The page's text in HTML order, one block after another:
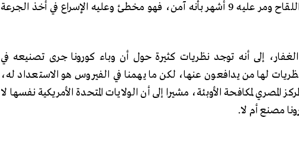
جرعة واحدة من اللقاح ومر عليه 9 أشهر بأنه آمن، فهو مخطئ وعليه الإسراع في أخذ الجرعة
إلى أنه توجد نظريات كثيرة حول أن وباء كورونا جرى تصنيعه في
لها من يدافعون عنها، لكن ما يهمنا في الفيروس هو الاستعداد له،
المصري لمكافحة الأوبئة، مشيرا إلى أن الولايات المتحدة الأمريكية نفسها لا
مصنع أم لا.